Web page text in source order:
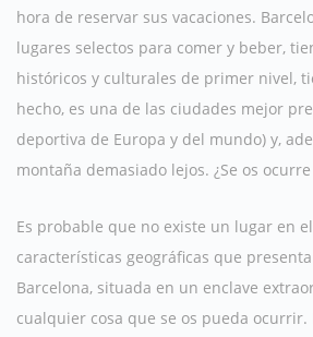
hora de reservar sus vacaciones.
lugares selectos para comer y beber,
históricos y culturales de primer nivel,
hecho, es una de las ciudades mejor
deportiva de Europa y del mundo) y,
montaña demasiado lejos. ¿Se os
Es probable que no existe un lugar en
características geográficas que
Barcelona, situada en un enclave
cualquier cosa que se os pueda ocurrir.